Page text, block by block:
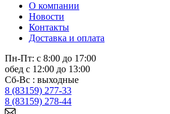
О компании
Новости
Контакты
Доставка и оплата
Пн-Пт: с 8:00 до 17:00
обед с 12:00 до 13:00
Сб-Вс : выходные
8 (83159) 277-33
8 (83159) 278-44